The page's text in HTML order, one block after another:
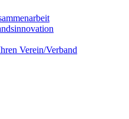
Verein/Verband